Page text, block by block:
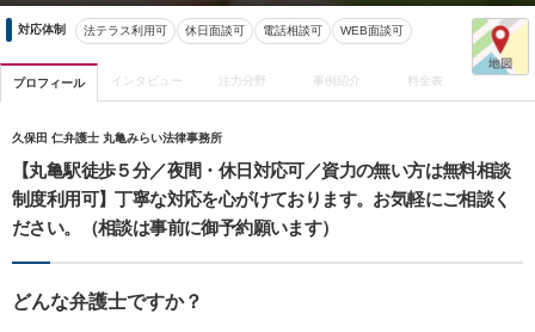
対応体制 法テラス利用可 休日面談可 電話相談可 WEB面談可
プロフィール インタビュー 注力分野 事例紹介 料金表
久保田 仁弁護士 丸亀みらい法律事務所
【丸亀駅徒歩５分／夜間・休日対応可／資力の無い方は無料相談
制度利用可】丁寧な対応を心がけております。お気軽にご相談く
ださい。（相談は事前に御予約願います）
どんな弁護士ですか？